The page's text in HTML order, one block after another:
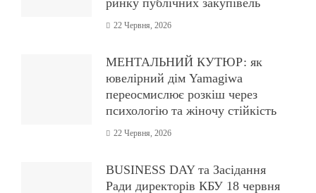
МЕНТАЛЬНИЙ КУТЮР: як
переосмислює розкіш через
психологію та жіночу стійкість
22 Червня, 2026
BUSINESS DAY та Засідання
9 Червня, 2026